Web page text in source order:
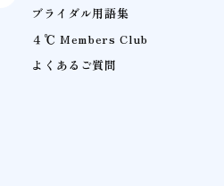
ブライダル用語集
４℃ Members Club
よくあるご質問